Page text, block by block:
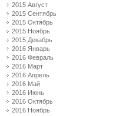
2015 Август
2015 Сентябрь
2015 Октябрь
2015 Ноябрь
2015 Декабрь
2016 Январь
2016 Февраль
2016 Март
2016 Апрель
2016 Май
2016 Июнь
2016 Октябрь
2016 Ноябрь